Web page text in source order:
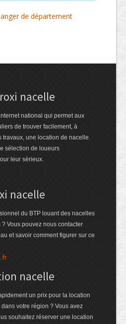
de département
nacelle
national qui permet aux
de trouver facilement, à
travaux, une location de nacelle.
sélection de loueurs
leur sérieux.
nacelle
du BTP louant des nacelles
Vous pouvez nous contacter
et savoir comment figurer sur ce
nacelle
un prix pour la location
votre région ? Vous avez
souhaitez réserver une location